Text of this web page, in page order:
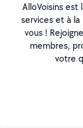
AlloVoisins
services et à
vous !
membres,
votre